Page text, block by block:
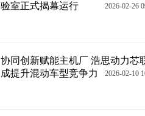
验室正式揭幕运行
2026-02-26
协同创新赋能主机厂 浩思动力芯
成提升混动车型竞争力
2026-02-10